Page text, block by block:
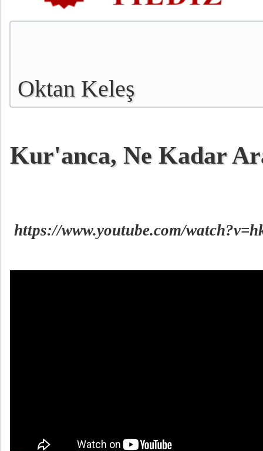
Oktan Keleş
Kur'anca, Ne Kadar
https://www.youtube.com/